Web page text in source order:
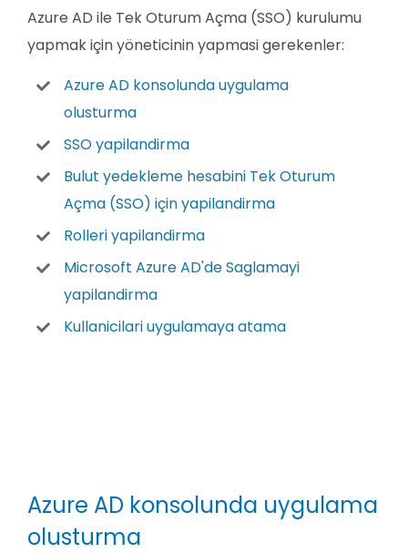
Azure AD ile Tek Oturum Açma (SSO) kurulumu
yapmak için yöneticinin yapmasi gerekenler:
Azure AD konsolunda uygulama
olusturma
SSO yapilandirma
Bulut yedekleme hesabini Tek Oturum
Açma (SSO) için yapilandirma
Rolleri yapilandirma
Microsoft Azure AD'de Saglamayi
yapilandirma
Kullanicilari uygulamaya atama
Azure AD konsolunda uygulama
olusturma